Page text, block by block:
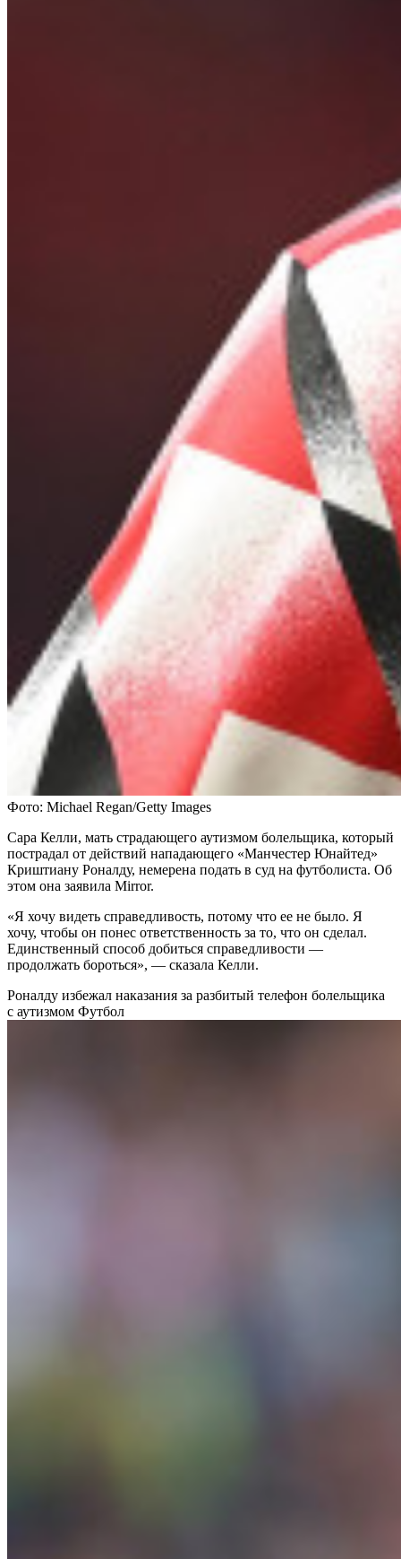
Фото: Michael Regan/Getty Images
Сара Келли, мать страдающего аутизмом болельщика, который
пострадал от действий нападающего «Манчестер Юнайтед»
Криштиану Роналду, немерена подать в суд на футболиста. Об
этом она заявила Mirror.
«Я хочу видеть справедливость, потому что ее не было. Я
хочу, чтобы он понес ответственность за то, что он сделал.
Единственный способ добиться справедливости —
продолжать бороться», — сказала Келли.
Роналду избежал наказания за разбитый телефон болельщика
с аутизмом Футбол